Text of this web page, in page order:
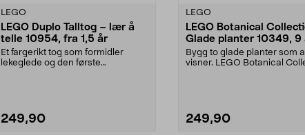
LEGO
LEGO Duplo Talltog – lær å
telle 10954, fra 1,5 år
Et fargerikt tog som formidler
lekeglede og den første
249,90
LEGO
LEGO Botanical
Glade planter 10349, 9
Bygg to glade planter som
visner. LEGO Botanical
249,90